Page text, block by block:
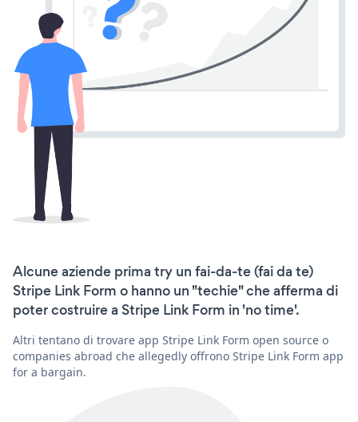
Alcune aziende prima try un fai-da-te (fai da te)
Stripe Link Form o hanno un "techie" che afferma di
poter costruire a Stripe Link Form in 'no time'.
Altri tentano di trovare app Stripe Link Form open source o
companies abroad che allegedly offrono Stripe Link Form app
for a bargain.